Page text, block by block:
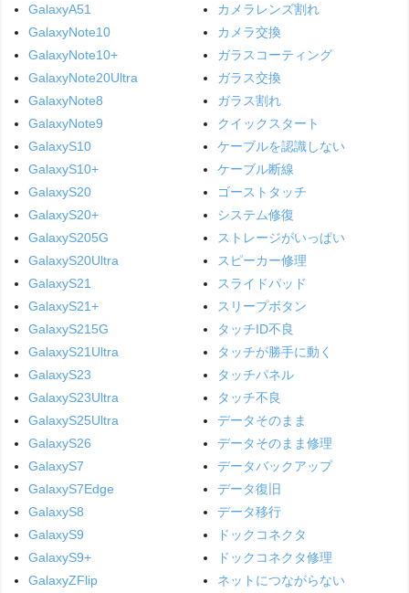
GalaxyA51
GalaxyNote10
GalaxyNote10+
GalaxyNote20Ultra
GalaxyNote8
GalaxyNote9
GalaxyS10
GalaxyS10+
GalaxyS20
GalaxyS20+
GalaxyS205G
GalaxyS20Ultra
GalaxyS21
GalaxyS21+
GalaxyS215G
GalaxyS21Ultra
GalaxyS23
GalaxyS23Ultra
GalaxyS25Ultra
GalaxyS26
GalaxyS7
GalaxyS7Edge
GalaxyS8
GalaxyS9
GalaxyS9+
GalaxyZFlip
カメラレンズ割れ
カメラ交換
ガラスコーティング
ガラス交換
ガラス割れ
クイックスタート
ケーブルを認識しない
ケーブル断線
ゴーストタッチ
システム修復
ストレージがいっぱい
スピーカー修理
スライドパッド
スリープボタン
タッチID不良
タッチが勝手に動く
タッチパネル
タッチ不良
データそのまま
データそのまま修理
データバックアップ
データ復旧
データ移行
ドックコネクタ
ドックコネクタ修理
ネットにつながらない